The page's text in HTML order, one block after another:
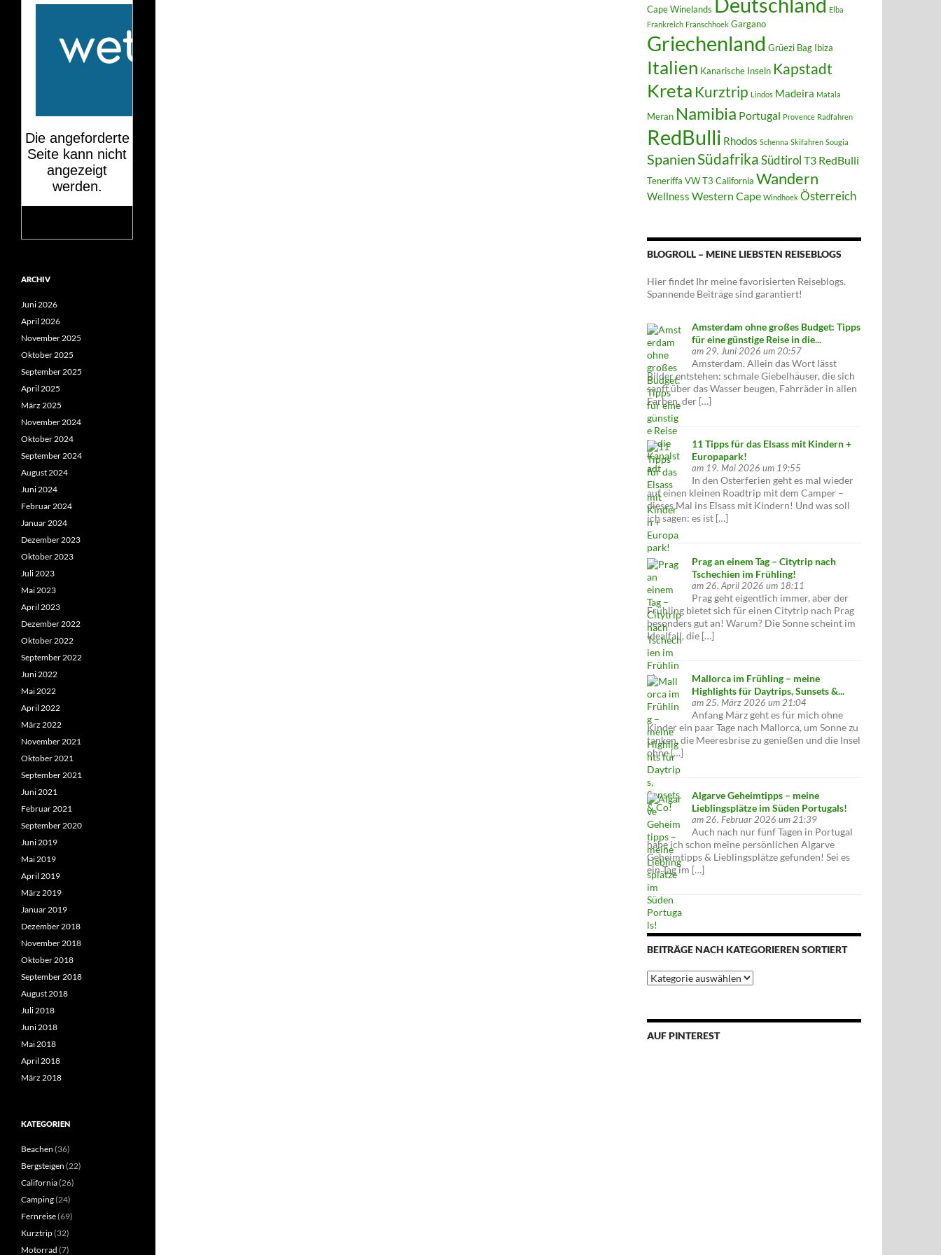
Cape Winelands Deutschland Elba
Frankreich Franschhoek Gargano
Griechenland Grüezi Bag Ibiza
Italien Kanarische Inseln Kapstadt
Kreta Kurztrip Lindos Madeira Matala
Meran Namibia Portugal Provence Radfahren
RedBulli Rhodos Schenna Skifahren Sougia
SpanienSüdafrikaSüdtirol T3 RedBulli
Teneriffa VW T3 California Wandern
Wellness Western Cape Windhoek Österreich
BLOGROLL – MEINE LIEBSTEN REISEBLOGS
Hier findet Ihr meine favorisierten Reiseblogs.
Spannende Beiträge sind garantiert!
Amsterdam ohne großes Budget: Tipps
für eine günstige Reise in die...
am 29. Juni 2026 um 20:57
Amsterdam. Allein das Wort lässt
Bilder entstehen: schmale Giebelhäuser, die sich
sanft über das Wasser beugen, Fahrräder in allen
Farben, der […]
11 Tipps für das Elsass mit Kindern +
Europapark!
am 19. Mai 2026 um 19:55
In den Osterferien geht es mal wieder
auf einen kleinen Roadtrip mit dem Camper –
dieses Mal ins Elsass mit Kindern! Und was soll
ich sagen: es ist […]
Prag an einem Tag – Citytrip nach
Tschechien im Frühling!
am 26. April 2026 um 18:11
Prag geht eigentlich immer, aber der
Frühling bietet sich für einen Citytrip nach Prag
besonders gut an! Warum? Die Sonne scheint im
Idealfall, die […]
Mallorca im Frühling – meine
Highlights für Daytrips, Sunsets &...
am 25. März 2026 um 21:04
Anfang März geht es für mich ohne
Kinder ein paar Tage nach Mallorca, um Sonne zu
tanken, die Meeresbrise zu genießen und die Insel
ohne […]
Algarve Geheimtipps – meine
Lieblingsplätze im Süden Portugals!
am 26. Februar 2026 um 21:39
Auch nach nur fünf Tagen in Portugal
habe ich schon meine persönlichen Algarve
Geheimtipps & Lieblingsplätze gefunden! Sei es
ein Tag im […]
BEITRÄGE NACH KATEGORIEREN SORTIERT
Beiträge
nach
AUF PINTEREST
ARCHIV
Juni 2026
April 2026
November 2025
Oktober 2025
September 2025
April 2025
März 2025
November 2024
Oktober 2024
September 2024
August 2024
Juni 2024
Februar 2024
Januar 2024
Dezember 2023
Oktober 2023
Juli 2023
Mai 2023
April 2023
Dezember 2022
Oktober 2022
September 2022
Juni 2022
Mai 2022
April 2022
März 2022
November 2021
Oktober 2021
September 2021
Juni 2021
Februar 2021
September 2020
Juni 2019
Mai 2019
April 2019
März 2019
Januar 2019
Dezember 2018
November 2018
Oktober 2018
September 2018
August 2018
Juli 2018
Juni 2018
Mai 2018
April 2018
März 2018
KATEGORIEN
Beachen (36)
Bergsteigen (22)
California(26)
Camping(24)
Fernreise(69)
Kurztrip(32)
Motorrad (7)